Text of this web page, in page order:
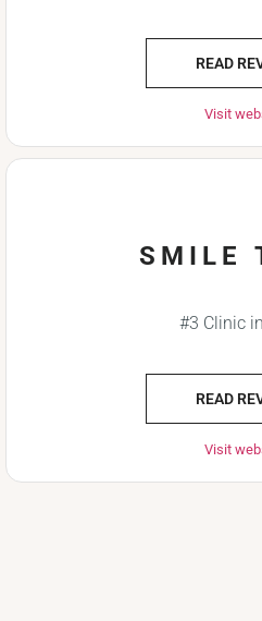
READ
Visit
SMILE
#3 Clinic
READ
Visit